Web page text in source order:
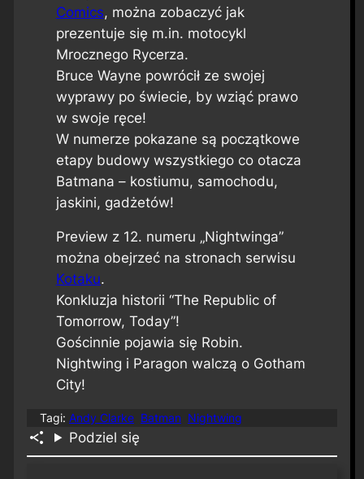
Comics, można zobaczyć jak
prezentuje się m.in. motocykl
Mrocznego Rycerza.
Bruce Wayne powrócił ze swojej
wyprawy po świecie, by wziąć prawo
w swoje ręce!
W numerze pokazane są początkowe
etapy budowy wszystkiego co otacza
Batmana – kostiumu, samochodu,
jaskini, gadżetów!
Preview z 12. numeru „Nightwinga”
można obejrzeć na stronach serwisu
Kotaku.
Konkluzja historii “The Republic of
Tomorrow, Today”!
Gościnnie pojawia się Robin.
Nightwing i Paragon walczą o Gotham
City!
Tagi: Andy Clarke Batman Nightwing
Podziel się